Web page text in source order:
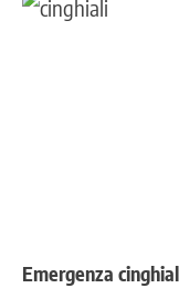
Emergenza